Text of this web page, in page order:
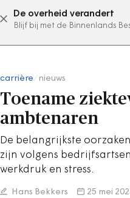
De overheid verandert
Blijf bij met de Binnenlands
carrière nieuws
Toename
ambtenaren
De belangrijkste
zijn volgens
werkdruk en stress.
Hans Bekkers 25 mei